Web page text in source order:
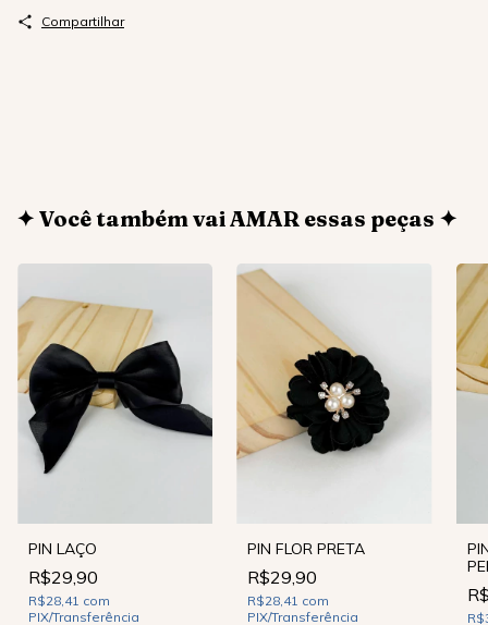
Compartilhar
✦ Você também vai AMAR essas peças ✦
PIN LAÇO
R$29,90
R$28,41 com
PIX/Transferência
PIN FLOR PRETA
R$29,90
R$28,41 com
PIX/Transferência